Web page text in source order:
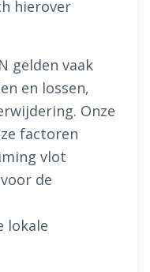
hierover
gelden vaak
en lossen,
Onze
factoren
vlot
de
lokale